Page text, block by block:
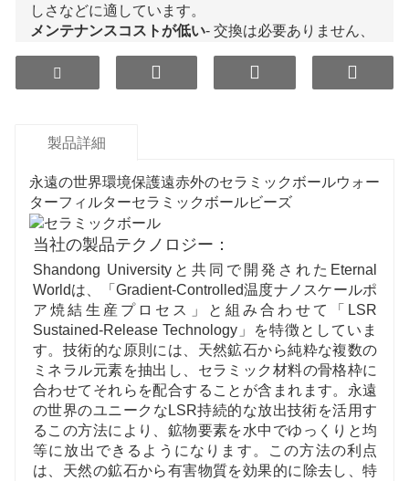
しさなどに適しています。
メンテナンスコストが低い- 交換は必要ありません、
健康上の利点
- 代謝をサポートし、飲料水質を向上さ
せます。
製品詳細
永遠の世界環境保護遠赤外のセラミックボールウォー
ターフィルターセラミックボールビーズ
当社の製品テクノロジー：
Shandong Universityと共同で開発されたEternal
Worldは、「Gradient-Controlled温度ナノスケールポ
ア焼結生産プロセス」と組み合わせて「LSR
Sustained-Release Technology」を特徴としていま
す。技術的な原則には、天然鉱石から純粋な複数の
ミネラル元素を抽出し、セラミック材料の骨格枠に
合わせてそれらを配合することが含まれます。永遠
の世界のユニークなLSR持続的な放出技術を活用す
るこの方法により、鉱物要素を水中でゆっくりと均
等に放出できるようになります。この方法の利点
は、天然の鉱石から有害物質を効果的に除去し、特